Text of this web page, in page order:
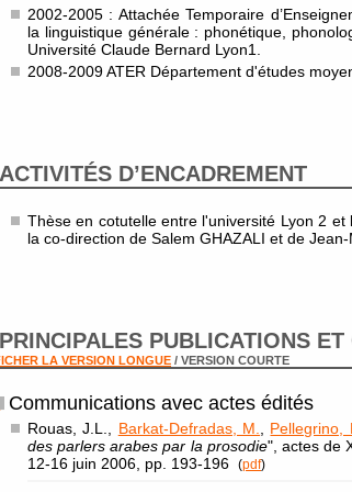
2002-2005 : Attachée Temporaire
la linguistique générale : phonétique,
Université Claude Bernard Lyon1.
2008-2009 ATER Département d'études
ACTIVITÉS D’ENCADREMENT
Thèse en cotutelle entre l'université Lyon 2
la co-direction de Salem GHAZALI et de Jean-
PRINCIPALES PUBLICATIONS ET
LA VERSION LONGUE / VERSION COURTE
Communications avec actes édités
Rouas, J.L., Barkat-Defradas, M. Pellegrino,
des parlers arabes par la prosodie", actes de
12-16 juin 2006, pp. 193-196
(pdf)